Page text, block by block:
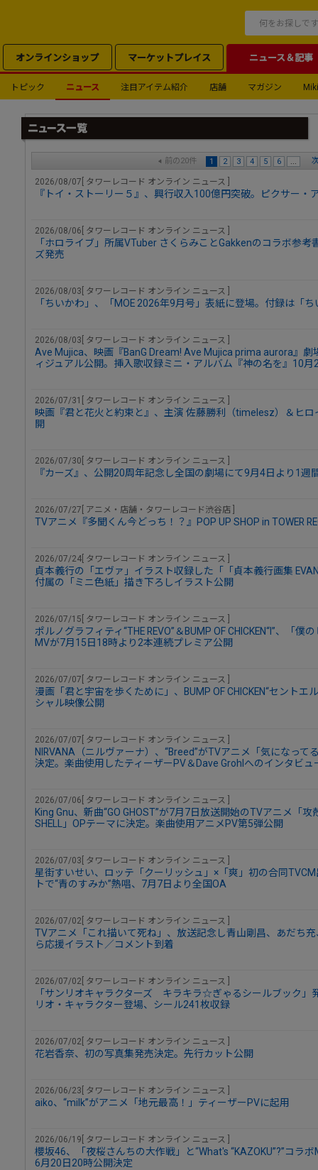
オンラインショップ マーケットプレイス ニュース＆記事
トピック ニュース 注目アイテム紹介 店舗 マガジン
前の20件 1 2 3 4 5 6 ...
2026/08/07[ タワーレコード オンライン ニュース ]
『トイ・ストーリー５』、興行収入100億円突破。ピクサー・
2026/08/06[ タワーレコード オンライン ニュース ]
「ホロライブ」所属VTuber さくらみことGakkenのコラボ参
ズ発売
2026/08/03[ タワーレコード オンライン ニュース ]
「ちいかわ」、「MOE 2026年9月号」表紙に登場。付録は「
2026/08/03[ タワーレコード オンライン ニュース ]
Ave Mujica、映画『BanG Dream! Ave Mujica prima aurora』
ィジュアル公開。挿入歌収録ミニ・アルバム『神の名を』10月
2026/07/31[ タワーレコード オンライン ニュース ]
映画『君と花火と約束と』、主演 佐藤勝利（timelesz）＆ヒ
開
2026/07/30[ タワーレコード オンライン ニュース ]
『カーズ』、公開20周年記念し全国の劇場にて9月4日より1週
2026/07/27[ アニメ・店舗・タワーレコード渋谷店 ]
TVアニメ『多聞くん今どっち！？』POP UP SHOP in TOWER
2026/07/24[ タワーレコード オンライン ニュース ]
貞本義行の「エヴァ」イラスト収録した「「貞本義行画集
付属の「ミニ色紙」描き下ろしイラスト公開
2026/07/15[ タワーレコード オンライン ニュース ]
ポルノグラフィティ“THE REVO”＆BUMP OF CHICKEN“I”、「
MVが7月15日18時より2本連続プレミア公開
2026/07/07[ タワーレコード オンライン ニュース ]
漫画「君と宇宙を歩くために」、BUMP OF CHICKEN“セントエ
シャル映像公開
2026/07/07[ タワーレコード オンライン ニュース ]
NIRVANA（ニルヴァーナ）、“Breed”がTVアニメ「気になっ
決定。楽曲使用したティーザーPV＆Dave Grohlへのインタビュ
2026/07/06[ タワーレコード オンライン ニュース ]
King Gnu、新曲“GO GHOST”が7月7日放送開始のTVアニメ「攻
SHELL」OPテーマに決定。楽曲使用アニメPV第5弾公開
2026/07/03[ タワーレコード オンライン ニュース ]
星街すいせい、ロッテ「クーリッシュ」×「爽」初の合同
トで“青のすみか”熱唱、7月7日より全国OA
2026/07/02[ タワーレコード オンライン ニュース ]
TVアニメ「これ描いて死ね」、放送記念し青山剛昌、あだち
ら応援イラスト／コメント到着
2026/07/02[ タワーレコード オンライン ニュース ]
「サンリオキャラクターズ キラキラ☆ぎゃるシールブック」
リオ・キャラクター登場、シール241枚収録
2026/07/02[ タワーレコード オンライン ニュース ]
花岩香奈、初の写真集発売決定。先行カット公開
2026/06/23[ タワーレコード オンライン ニュース ]
aiko、“milk”がアニメ「地元最高！」ティーザーPVに起用
2026/06/19[ タワーレコード オンライン ニュース ]
櫻坂46、「夜桜さんちの大作戦」と“What's “KAZOKU”?”コラ
6月20日20時公開決定